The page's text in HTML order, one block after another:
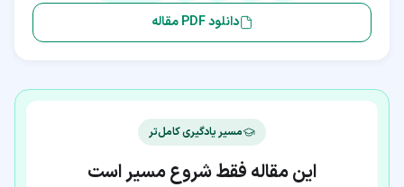
دانلود PDF مقاله
مسیر یادگیری کامل‌تر
این مقاله فقط شروع مسیر است